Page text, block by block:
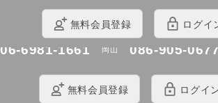
022-290-5426 043-330-3210
03-6450-0803 神奈川 045-550-4472
06-6981-1661 岡山 086-905-0677
無料会員登録 ログイ
無料会員登録 ログイ